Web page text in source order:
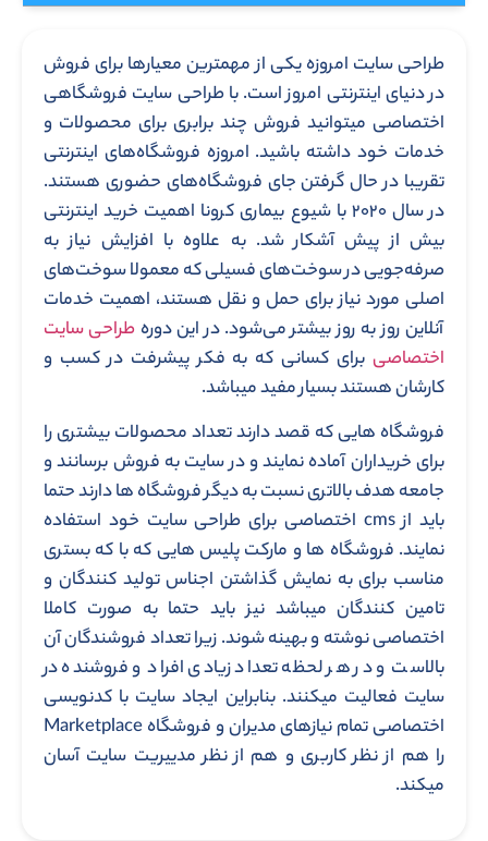
طراحی سایت امروزه یکی از مهمترین معیارها برای فروش
در دنیای اینترنتی امروز است. با طراحی سایت فروشگاهی
اختصاصی میتوانید فروش چند برابری برای محصولات و
خدمات خود داشته باشید. امروزه فروشگاه‌های اینترنتی
تقریبا در حال گرفتن جای فروشگاه‌های حضوری هستند.
در سال ۲۰۲۰ با شیوع بیماری کرونا اهمیت خرید اینترنتی
بیش از پیش آشکار شد. به علاوه با افزایش نیاز به
صرفه‌جویی در سوخت‌های فسیلی که معمولا سوخت‌های
اصلی مورد نیاز برای حمل و نقل هستند، اهمیت خدمات
آنلاین روز به روز بیشتر می‌شود. در این دوره طراحی سایت
اختصاصی برای کسانی که به فکر پیشرفت در کسب و
کارشان هستند بسیار مفید میباشد.
فروشگاه هایی که قصد دارند تعداد محصولات بیشتری را
برای خریداران آماده نمایند و در سایت به فروش برسانند و
جامعه هدف بالاتری نسبت به دیگر فروشگاه ها دارند حتما
باید از cms اختصاصی برای طراحی سایت خود استفاده
نمایند. فروشگاه ها و مارکت پلیس هایی که با که بستری
مناسب برای به نمایش گذاشتن اجناس تولید کنندگان و
تامین کنندگان میباشد نیز باید حتما به صورت کاملا
اختصاصی نوشته و بهینه شوند. زیرا تعداد فروشندگان آن
بالاست و در هر لحظه تعداد زیادی افراد و فروشنده در
سایت فعالیت میکنند. بنابراین ایجاد سایت با کدنویسی
اختصاصی تمام نیازهای مدیران و فروشگاه Marketplace
را هم از نظر کاربری و هم از نظر مدییریت سایت آسان
میکند.